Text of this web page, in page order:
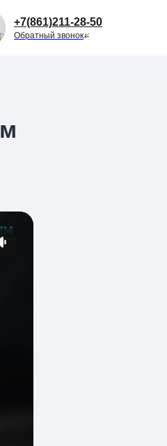
+7(861)211-28-50
Обратный звонок